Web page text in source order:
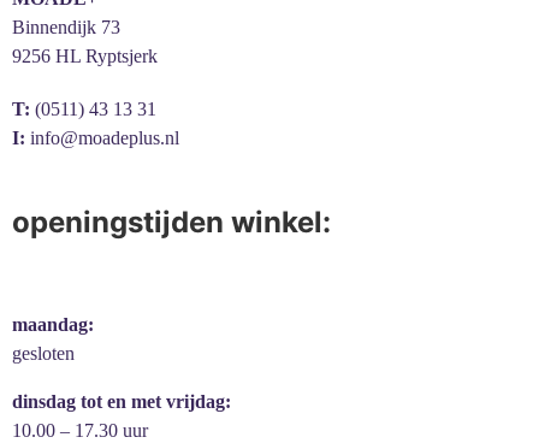
Binnendijk 73
9256 HL Ryptsjerk
T: (0511) 43 13 31
I: info@moadeplus.nl
openingstijden winkel:
maandag:
gesloten
dinsdag tot en met vrijdag:
10.00 – 17.30 uur